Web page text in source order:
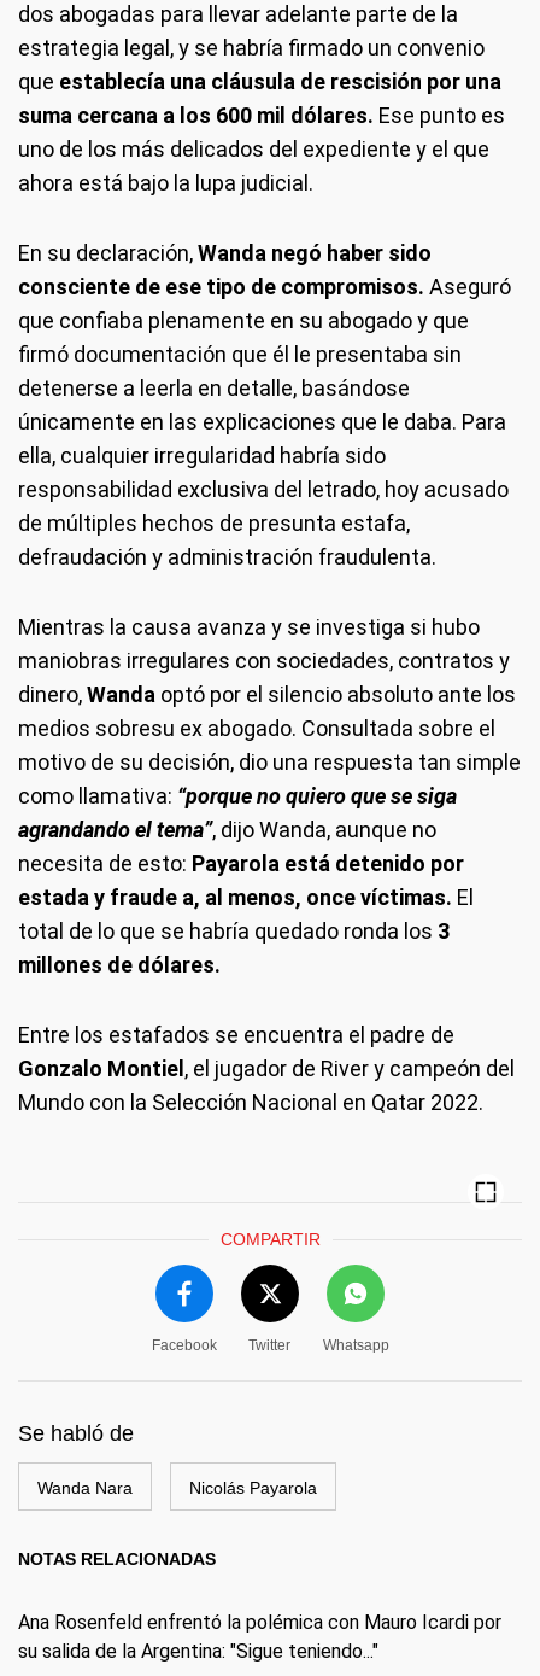
dos abogadas para llevar adelante parte de la
estrategia legal, y se habría firmado un convenio
que establecía una cláusula de rescisión por una
suma cercana a los 600 mil dólares. Ese punto es
uno de los más delicados del expediente y el que
ahora está bajo la lupa judicial.
En su declaración,Wanda negó haber sido
consciente de ese tipo de compromisos. Aseguró
que confiaba plenamente en su abogado y que
firmó documentación que él le presentaba sin
detenerse a leerla en detalle, basándose
únicamente en las explicaciones que le daba. Para
ella, cualquier irregularidad habría sido
responsabilidad exclusiva del letrado, hoy acusado
de múltiples hechos de presunta estafa,
defraudación y administración fraudulenta.
Mientras la causa avanza y se investiga si hubo
maniobras irregulares con sociedades, contratos y
dinero,Wanda optó por el silencio absoluto ante los
medios sobresu ex abogado. Consultada sobre el
motivo de su decisión, dio una respuesta tan simple
como llamativa: “porque no quiero que se siga
agrandando el tema”, dijo Wanda, aunque no
necesita de esto: Payarola está detenido por
estada y fraude a, al menos, once víctimas. El
total de lo que se habría quedado ronda los 3
millones de dólares.
Entre los estafados se encuentra el padre de
Gonzalo Montiel , el jugador de River y campeón del
Mundo con la Selección Nacional en Qatar 2022.
COMPARTIR
Facebook Twitter Whatsapp
Se habló de
Wanda Nara Nicolás Payarola
NOTAS RELACIONADAS
Ana Rosenfeld enfrentó la polémica con Mauro Icardi por
su salida de la Argentina: "Sigue teniendo..."